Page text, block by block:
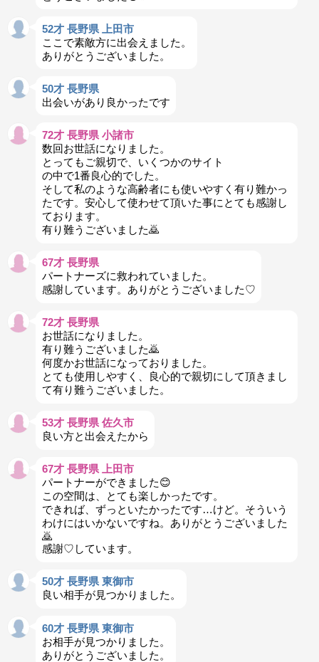
52才 長野県 上田市
ここで素敵方に出会えました。
ありがとうございました。
50才 長野県
出会いがあり良かったです
72才 長野県 小諸市
数回お世話になりました。
とってもご親切で、いくつかのサイト
の中で1番良心的でした。
そして私のような高齢者にも使いやすく有り難かっ
たです。安心して使わせて頂いた事にとても感謝し
ております。
有り難うございました🙇
67才 長野県
パートナーズに救われていました。
感謝しています。ありがとうございました♡
72才 長野県
お世話になりました。
有り難うございました🙇
何度かお世話になっておりました。
とても使用しやすく、良心的で親切にして頂きまし
て有り難うございました。
53才 長野県 佐久市
良い方と出会えたから
67才 長野県 上田市
パートナーができました😊
この空間は、とても楽しかったです。
できれば、ずっといたかったです…けど。そういう
わけにはいかないですね。ありがとうございました
🙇
感謝♡しています。
50才 長野県 東御市
良い相手が見つかりました。
60才 長野県 東御市
お相手が見つかりました。
ありがとうございました。